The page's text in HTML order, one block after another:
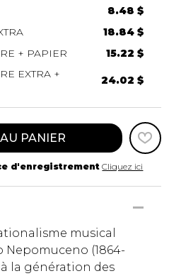
8.48 $
18.84 $
+ PAPIER
15.22 $
EXTRA +
24.02 $
PANIER
d'enregistrement Cliquez ici
musical
Nepomuceno (1864-
la génération des